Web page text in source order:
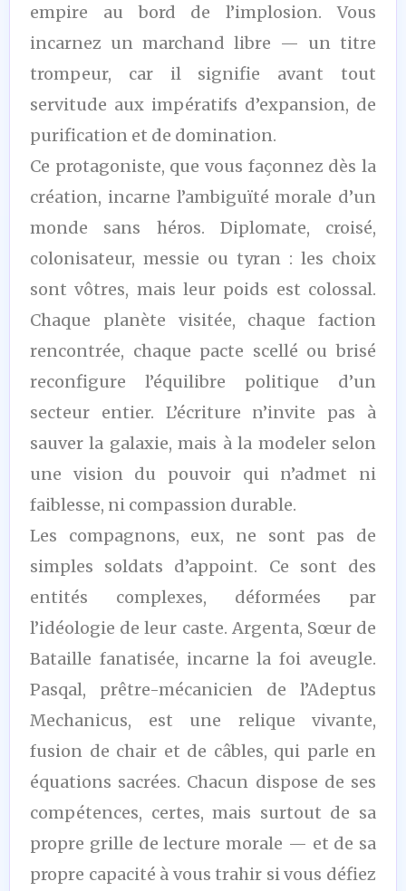
empire au bord de l’implosion. Vous
incarnez un marchand libre — un titre
trompeur, car il signifie avant tout
servitude aux impératifs d’expansion, de
purification et de domination.
Ce protagoniste, que vous façonnez dès la
création, incarne l’ambiguïté morale d’un
monde sans héros. Diplomate, croisé,
colonisateur, messie ou tyran : les choix
sont vôtres, mais leur poids est colossal.
Chaque planète visitée, chaque faction
rencontrée, chaque pacte scellé ou brisé
reconfigure l’équilibre politique d’un
secteur entier. L’écriture n’invite pas à
sauver la galaxie, mais à la modeler selon
une vision du pouvoir qui n’admet ni
faiblesse, ni compassion durable.
Les compagnons, eux, ne sont pas de
simples soldats d’appoint. Ce sont des
entités complexes, déformées par
l’idéologie de leur caste. Argenta, Sœur de
Bataille fanatisée, incarne la foi aveugle.
Pasqal, prêtre-mécanicien de l’Adeptus
Mechanicus, est une relique vivante,
fusion de chair et de câbles, qui parle en
équations sacrées. Chacun dispose de ses
compétences, certes, mais surtout de sa
propre grille de lecture morale — et de sa
propre capacité à vous trahir si vous défiez